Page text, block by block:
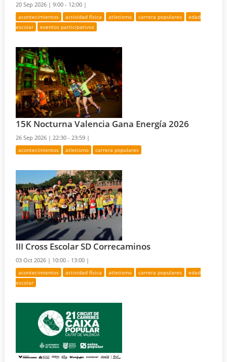
20 Sep 2026 |9:00 - 12:00 |
acontecimientos actividad física atletismo carrera populares
edad
escolar
eventos participativos
15K Nocturna Valencia Gana Energía 2026
26 Sep 2026 | 22:30 - 23:59 |
acontecimientos atletismo carrera populares
III Cross Escolar SD Correcaminos
03 Oct 2026 | 10:00 - 13:00 |
acontecimientos actividad física atletismo carrera populares
edad
escolar